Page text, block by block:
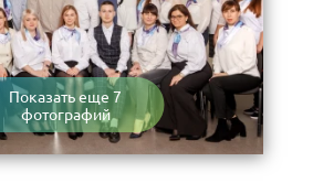
Показать еще 7
фотографий